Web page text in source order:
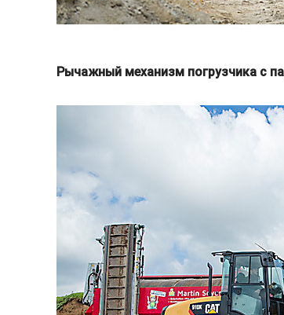
Рычажный механизм погрузчика с